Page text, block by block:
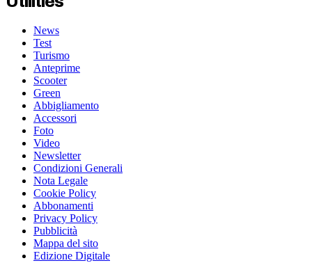
News
Test
Turismo
Anteprime
Scooter
Green
Abbigliamento
Accessori
Foto
Video
Newsletter
Condizioni Generali
Nota Legale
Cookie Policy
Abbonamenti
Privacy Policy
Pubblicità
Mappa del sito
Edizione Digitale